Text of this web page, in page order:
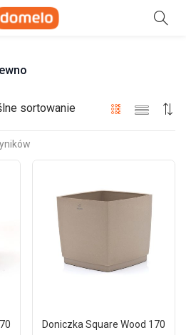
Szukaj
sortowanie
Doniczka Square Wood 170